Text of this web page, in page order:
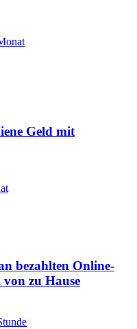
Geld mit
bezahlten Online-
zu Hause